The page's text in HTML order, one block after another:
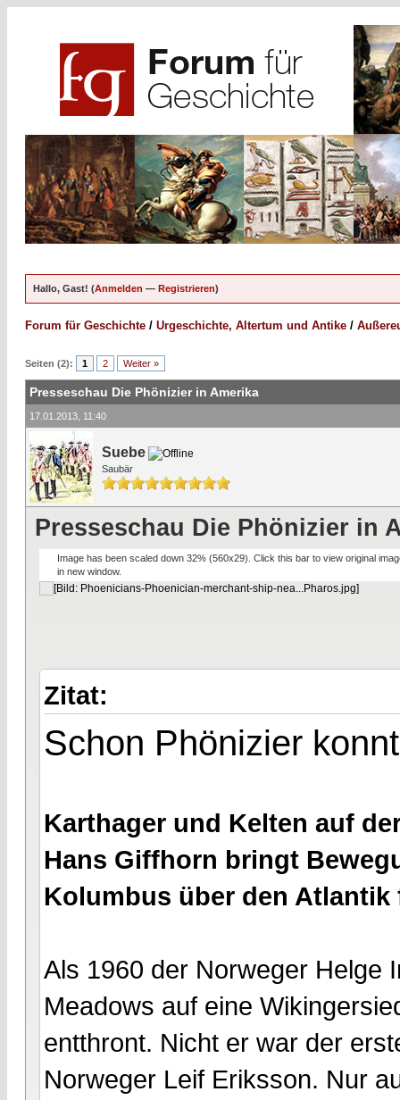
Hallo, Gast! (Anmelden — Registrieren)
Forum für Geschichte / Urgeschichte, Altertum und Antike /
Seiten (2): 1 2 Weiter »
Presseschau Die Phönizier in Amerika
17.01.2013, 11:40
Suebe
Saubär
Presseschau Die Phönizier in
Image has been scaled down 32% (560x29). Click this bar to view original
in new window.
Zitat:
Schon Phönizier
Karthager und Kelten auf
Hans Giffhorn bringt
Kolumbus über den Atlantik
Als 1960 der Norweger Helge
Meadows auf eine
entthront. Nicht er war der
Norweger Leif Eriksson. Nur